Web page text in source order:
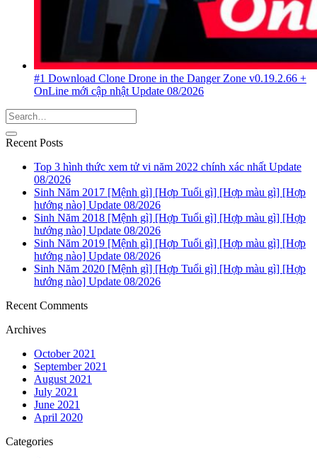
#1 Download Clone Drone in the Danger Zone v0.19.2.66 +
OnLine mới cập nhật Update 08/2026
Recent Posts
Top 3 hình thức xem tử vi năm 2022 chính xác nhất Update
08/2026
Sinh Năm 2017 [Mệnh gì] [Hợp Tuổi gì] [Hợp màu gì] [Hợp
hướng nào] Update 08/2026
Sinh Năm 2018 [Mệnh gì] [Hợp Tuổi gì] [Hợp màu gì] [Hợp
hướng nào] Update 08/2026
Sinh Năm 2019 [Mệnh gì] [Hợp Tuổi gì] [Hợp màu gì] [Hợp
hướng nào] Update 08/2026
Sinh Năm 2020 [Mệnh gì] [Hợp Tuổi gì] [Hợp màu gì] [Hợp
hướng nào] Update 08/2026
Recent Comments
Archives
October 2021
September 2021
August 2021
July 2021
June 2021
April 2020
Categories